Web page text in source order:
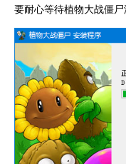
要耐心等待植物大战僵尸